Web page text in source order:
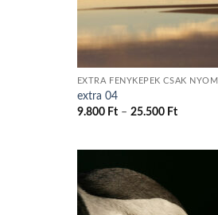
EXTRA FÉNYKÉPEK CSAK
extra 04
9.800 Ft – 25.500 Ft